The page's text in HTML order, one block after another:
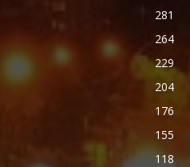
281
264
229
204
176
155
118